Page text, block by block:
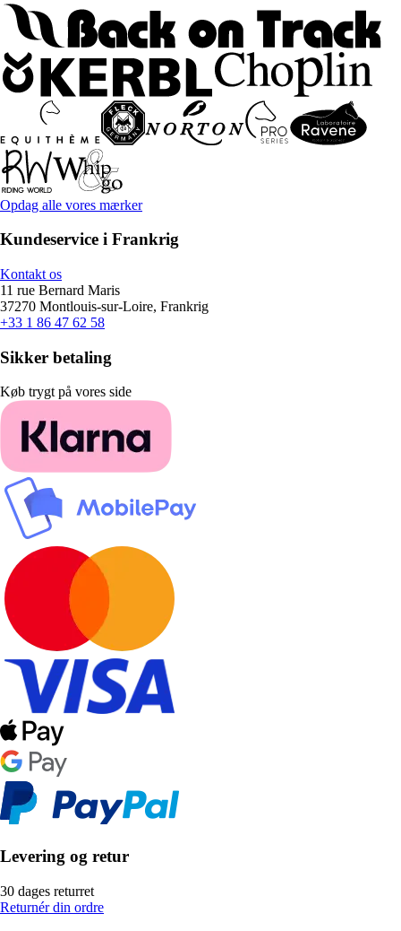
Opdag alle vores mærker
Kundeservice i Frankrig
Kontakt os
11 rue Bernard Maris
37270 Montlouis-sur-Loire, Frankrig
+33 1 86 47 62 58
Sikker betaling
Køb trygt på vores side
Levering og retur
30 dages returret
Returnér din ordre